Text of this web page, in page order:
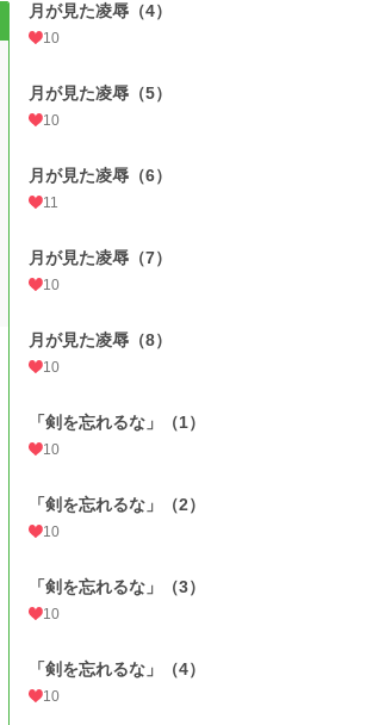
月が見た凌辱（4）
10
月が見た凌辱（5）
10
月が見た凌辱（6）
11
月が見た凌辱（7）
10
月が見た凌辱（8）
10
「剣を忘れるな」（1）
10
「剣を忘れるな」（2）
10
「剣を忘れるな」（3）
10
「剣を忘れるな」（4）
10